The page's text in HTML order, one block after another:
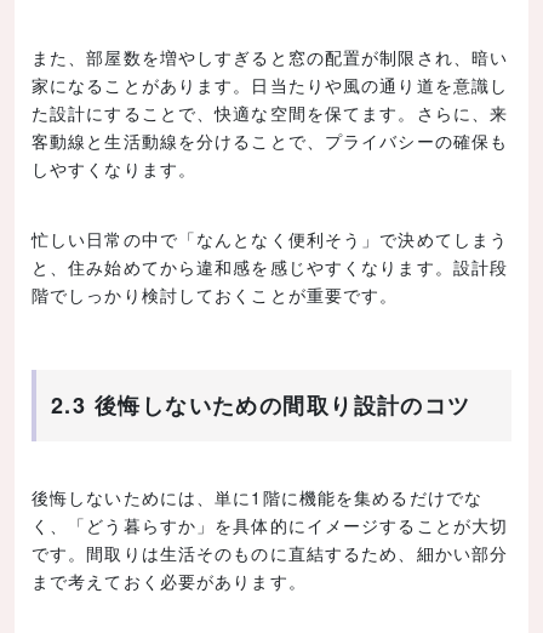
また、部屋数を増やしすぎると窓の配置が制限され、暗い
家になることがあります。日当たりや風の通り道を意識し
た設計にすることで、快適な空間を保てます。さらに、来
客動線と生活動線を分けることで、プライバシーの確保も
しやすくなります。
忙しい日常の中で「なんとなく便利そう」で決めてしまう
と、住み始めてから違和感を感じやすくなります。設計段
階でしっかり検討しておくことが重要です。
2.3 後悔しないための間取り設計のコツ
後悔しないためには、単に1階に機能を集めるだけでな
く、「どう暮らすか」を具体的にイメージすることが大切
です。間取りは生活そのものに直結するため、細かい部分
まで考えておく必要があります。